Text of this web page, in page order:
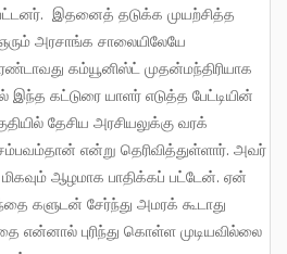
இதனைத் தடுக்க முயற்சித்த
அரசாங்க சாலையிலேயே
கம்யூனிஸ்ட் முதன்மந்திரியாக
கட்டுரை யாளர் எடுத்த பேட்டியின்
தேசிய அரசியலுக்கு வரக்
என்று தெரிவித்துள்ளார். அவர்
ஆழமாக பாதிக்கப் பட்டேன். ஏன்
களுடன் சேர்ந்து அமரக் கூடாது
என்னால் புரிந்து கொள்ள முடியவில்லை